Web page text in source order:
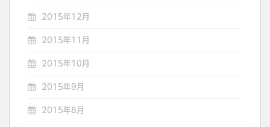
2015年12月
2015年11月
2015年10月
2015年9月
2015年8月